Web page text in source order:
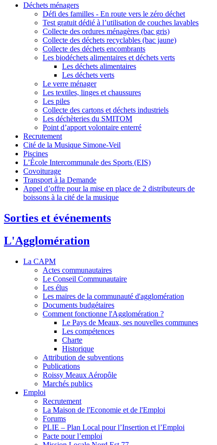
Déchets ménagers
Défi des familles - En route vers le zéro déchet
Test gratuit dédié à l’utilisation de couches lavables
Collecte des ordures ménagères (bac gris)
Collecte des déchets recyclables (bac jaune)
Collecte des déchets encombrants
Les biodéchets alimentaires et déchets verts
Les déchets alimentaires
Les déchets verts
Le verre ménager
Les textiles, linges et chaussures
Les piles
Collecte des cartons et déchets industriels
Les déchèteries du SMITOM
Point d’apport volontaire enterré
Recrutement
Cité de la Musique Simone-Veil
Piscines
L’École Intercommunale des Sports (EIS)
Covoiturage
Transport à la Demande
Appel d’offre pour la mise en place de 2 distributeurs de
boissons à la cité de la musique
Sorties et événements
L'Agglomération
La CAPM
Actes communautaires
Le Conseil Communautaire
Les élus
Les maires de la communauté d'agglomération
Documents budgétaires
Comment fonctionne l'Agglomération ?
Le Pays de Meaux, ses nouvelles communes
Les compétences
Charte
Historique
Attribution de subventions
Publications
Roissy Meaux Aéropôle
Marchés publics
Emploi
Recrutement
La Maison de l'Economie et de l'Emploi
Forums
PLIE – Plan Local pour l’Insertion et l’Emploi
Pacte pour l’emploi